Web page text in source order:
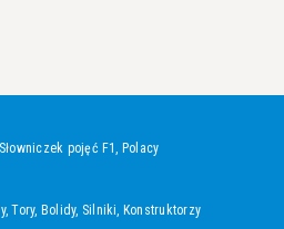
Słowniczek pojęć F1, Polacy
,Tory, Bolidy, Silniki, Konstruktorzy